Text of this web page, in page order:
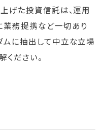
げた投資信託は、運用
務提携など一切あり
ムに抽出して中立な立場
ださい。